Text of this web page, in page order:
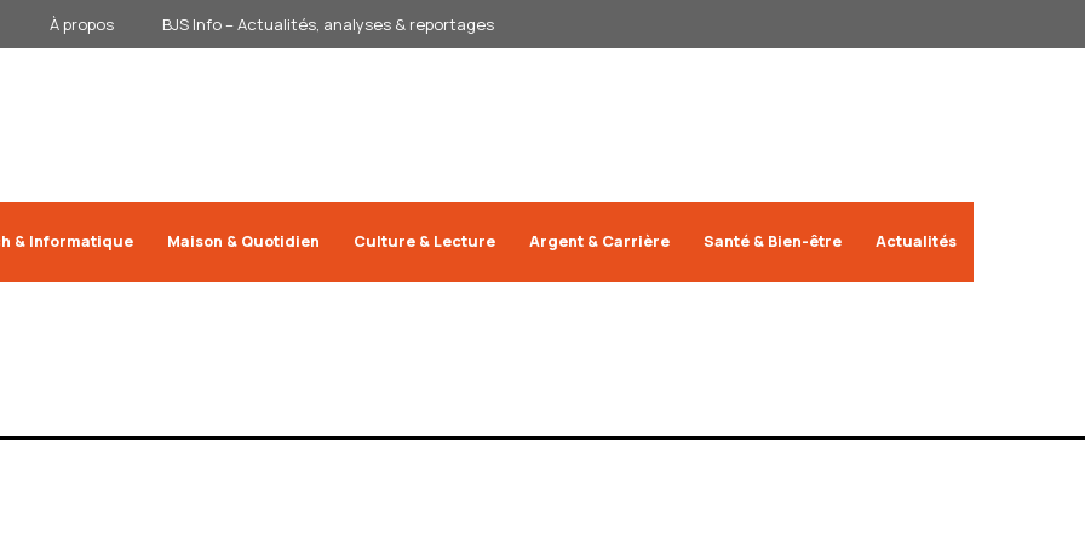
À propos BJS Info – Actualités, analyses & reportages
& Informatique Maison & Quotidien Culture & Lecture Argent & Carrière Santé & Bien-être Actualités